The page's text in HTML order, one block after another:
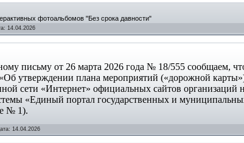
фотоальбомов "Без срока давности"
14.04.2026
письму от 26 марта 2026 года № 18/555 сообщаем,
утверждении плана мероприятий («дорожной
сети «Интернет» официальных сайтов организаций
«Единый портал государственных и
№ 1).
14.04.2026